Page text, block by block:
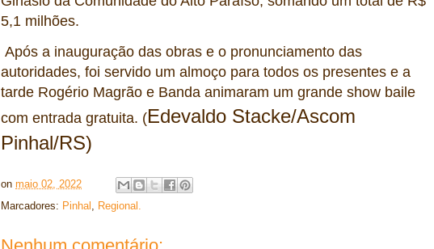
5,1 milhões.
Após a inauguração das obras e o pronunciamento das
autoridades, foi servido um almoço para todos os presentes e a
tarde Rogério Magrão e Banda animaram um grande show baile
com entrada gratuita. (Edevaldo Stacke/Ascom
Pinhal/RS)
on maio 02, 2022
Marcadores: Pinhal , Regional.